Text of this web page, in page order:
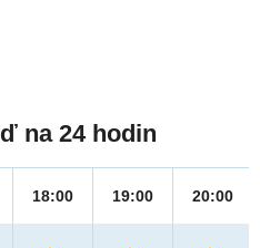
na 24 hodin
18:00 19:00 20:00